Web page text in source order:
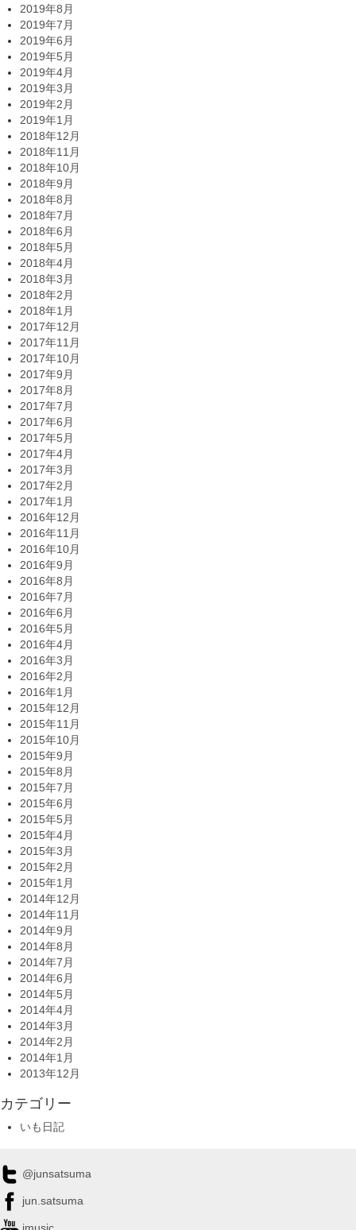
2019年8月
2019年7月
2019年6月
2019年5月
2019年4月
2019年3月
2019年2月
2019年1月
2018年12月
2018年11月
2018年10月
2018年9月
2018年8月
2018年7月
2018年6月
2018年5月
2018年4月
2018年3月
2018年2月
2018年1月
2017年12月
2017年11月
2017年10月
2017年9月
2017年8月
2017年7月
2017年6月
2017年5月
2017年4月
2017年3月
2017年2月
2017年1月
2016年12月
2016年11月
2016年10月
2016年9月
2016年8月
2016年7月
2016年6月
2016年5月
2016年4月
2016年3月
2016年2月
2016年1月
2015年12月
2015年11月
2015年10月
2015年9月
2015年8月
2015年7月
2015年6月
2015年5月
2015年4月
2015年3月
2015年2月
2015年1月
2014年12月
2014年11月
2014年9月
2014年8月
2014年7月
2014年6月
2014年5月
2014年4月
2014年3月
2014年2月
2014年1月
2013年12月
カテゴリー
いも日記
@junsatsuma
jun.satsuma
jmusic